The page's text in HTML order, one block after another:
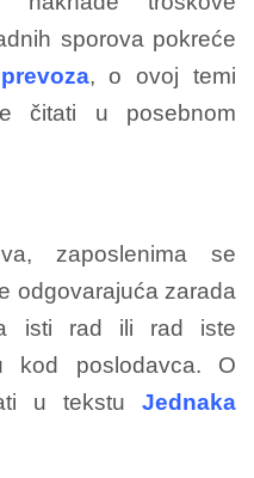
sporova pokreće
, o ovoj temi
čitati u posebnom
zaposlenima se
odgovarajuća zarada
isti rad ili rad iste
kod poslodavca. O
u tekstu Jednaka